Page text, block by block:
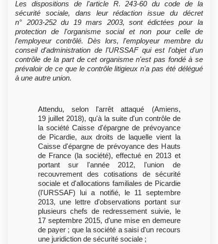
Les dispositions de l'article R. 243-60 du code de la
sécurité sociale, dans leur rédaction issue du décret
n° 2003-252 du 19 mars 2003, sont édictées pour la
protection de l'organisme social et non pour celle de
l'employeur contrôlé. Dès lors, l'employeur membre du
conseil d'administration de l'URSSAF qui est l'objet d'un
contrôle de la part de cet organisme n'est pas fondé à se
prévaloir de ce que le contrôle litigieux n'a pas été délégué
à une autre union.
Attendu, selon l'arrêt attaqué (Amiens,
19 juillet 2018), qu'à la suite d'un contrôle de
la société Caisse d'épargne de prévoyance
de Picardie, aux droits de laquelle vient la
Caisse d'épargne de prévoyance des Hauts
de France (la société), effectué en 2013 et
portant sur l'année 2012, l'union de
recouvrement des cotisations de sécurité
sociale et d'allocations familiales de Picardie
(l'URSSAF) lui a notifié, le 11 septembre
2013, une lettre d'observations portant sur
plusieurs chefs de redressement suivie, le
17 septembre 2015, d'une mise en demeure
de payer ; que la société a saisi d'un recours
une juridiction de sécurité sociale ;